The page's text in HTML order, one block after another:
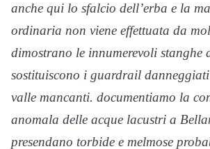
anche qui lo sfalcio dell’erba e la
ordinaria non viene effettuata da
dimostrano le innumerevoli stanghe
sostituiscono i guardrail
valle mancanti. documentiamo la
anomala delle acque lacustri a
presendano torbide e melmose